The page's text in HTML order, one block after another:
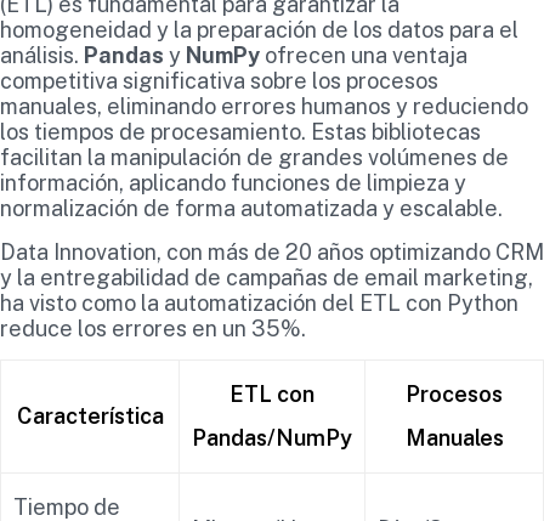
homogeneidad y la preparación de los datos para el
análisis. Pandas y NumPy ofrecen una ventaja
competitiva significativa sobre los procesos
manuales, eliminando errores humanos y reduciendo
los tiempos de procesamiento. Estas bibliotecas
facilitan la manipulación de grandes volúmenes de
información, aplicando funciones de limpieza y
normalización de forma automatizada y escalable.
Data Innovation, con más de 20 años optimizando CRM
y la entregabilidad de campañas de email marketing,
ha visto como la automatización del ETL con Python
reduce los errores en un 35%.
Característica
ETL con
Pandas/NumPy
Procesos
Manuales
Tiempo de